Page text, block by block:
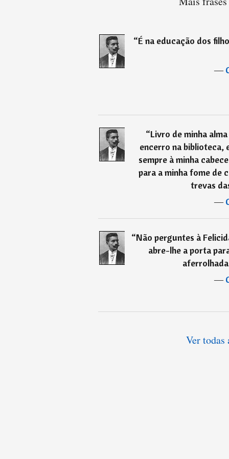
“É na educação dos
―
“Livro de minha
encerro na biblioteca,
sempre à minha
para a minha fome de
trevas
―
“Não perguntes à
abre-lhe a porta
―
Ver todas